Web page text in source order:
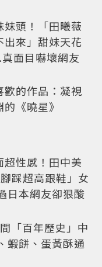
頭！「田曦薇
出來」甜妹天花
面目嚇壞網友
歡的作品：凝視
《曉星》
性感！田中美
踩超高跟鞋」女
日本網友卻狠酸
「百年歷史」中
蝦餅、蛋黃酥通